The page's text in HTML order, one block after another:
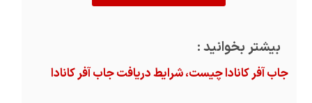
بیشتر بخوانید :
جاب آفر کانادا چیست، شرایط دریافت جاب آفر کانادا